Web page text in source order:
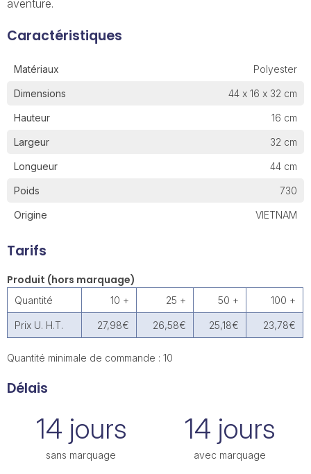
aventure.
Caractéristiques
Matériaux Polyester
Dimensions 44 x 16 x 32 cm
Hauteur 16 cm
Largeur 32 cm
Longueur 44 cm
Poids 730
Origine VIETNAM
Tarifs
Produit (hors marquage)
Quantité 10 + 25 + 50 + 100 +
Prix U. H.T. 27,98€ 26,58€ 25,18€ 23,78€
Quantité minimale de commande : 10
Délais
14 jours
sans marquage
14 jours
avec marquage